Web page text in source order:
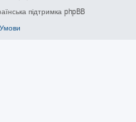
підтримка phpBB
Умови